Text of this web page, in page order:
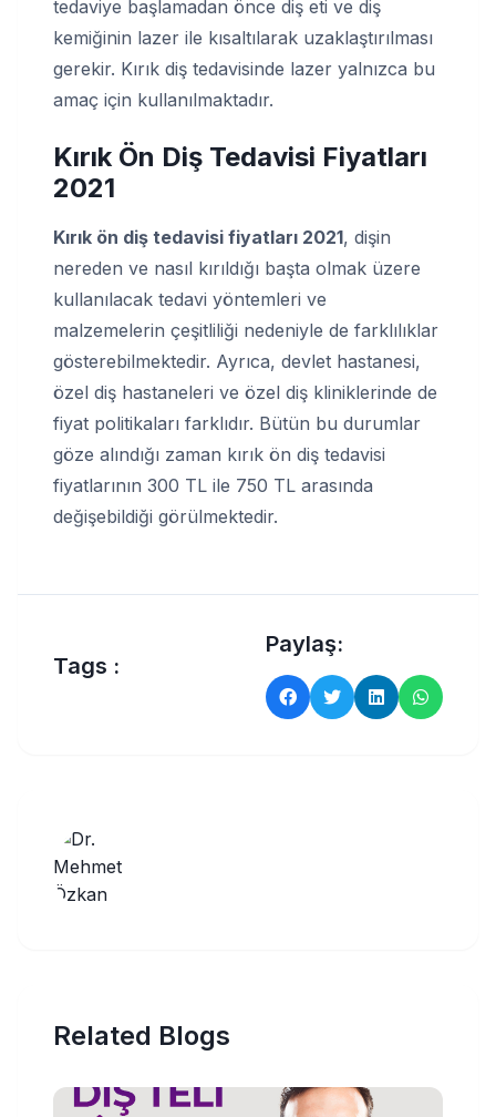
tedaviye başlamadan önce diş eti ve diş
kemiğinin lazer ile kısaltılarak uzaklaştırılması
gerekir. Kırık diş tedavisinde lazer yalnızca bu
amaç için kullanılmaktadır.
Kırık Ön Diş Tedavisi Fiyatları
2021
Kırık ön diş tedavisi fiyatları 2021, dişin
nereden ve nasıl kırıldığı başta olmak üzere
kullanılacak tedavi yöntemleri ve
malzemelerin çeşitliliği nedeniyle de farklılıklar
gösterebilmektedir. Ayrıca, devlet hastanesi,
özel diş hastaneleri ve özel diş kliniklerinde de
fiyat politikaları farklıdır. Bütün bu durumlar
göze alındığı zaman kırık ön diş tedavisi
fiyatlarının 300 TL ile 750 TL arasında
değişebildiği görülmektedir.
Tags :
Paylaş:
Related Blogs